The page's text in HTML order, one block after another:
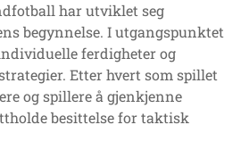
har utviklet seg
begynnelse. I utgangspunktet
ferdigheter og
Etter hvert som spillet
og spillere å gjenkjenne
besittelse for taktisk